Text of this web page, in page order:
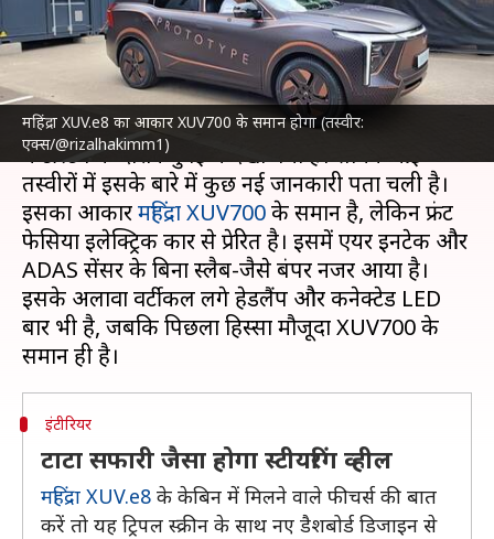
महिंद्रा XUV.e8 का आकार XUV700 के समान होगा (तस्वीर:
एक्स/@rizalhakimm1)
दिनेश चंद शर्मा Jun 30, 2024 06:30 pm
महिंद्रा एंड महिंद्राकी XUV.e8 इलेक्ट्रिक SUV काे हाल ही
में टेस्टिंग के दौरान मुंबई में देखा गया है। सामने आई
तस्वीरों में इसके बारे में कुछ नई जानकारी पता चली है।
इसका आकारमहिंद्रा XUV700के समान है, लेकिन फ्रंट
फेसिया इलेक्ट्रिक कार से प्रेरित है। इसमें एयर इनटेक और
ADAS सेंसर के बिना स्लैब-जैसे बंपर नजर आया है।
इसके अलावा वर्टीकल लगे हेडलैंप और कनेक्टेड LED
बार भी है, जबकि पिछला हिस्सा मौजूदा XUV700 के
इंटीरियर
टाटा सफारी जैसा होगा स्टीयरिंग व्हील
महिंद्रा XUV.e8 के केबिन में मिलने वाले फीचर्स की बात
करें तो यह ट्रिपल स्क्रीन के साथ नए डैशबोर्ड डिजाइन से